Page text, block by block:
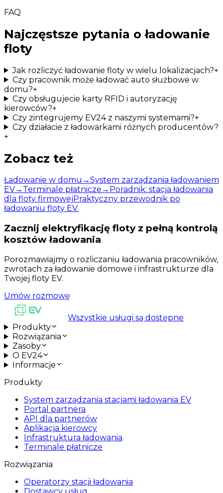
FAQ
Najczęstsze pytania o ładowanie
floty
Jak rozliczyć ładowanie floty w wielu lokalizacjach?+
Czy pracownik może ładować auto służbowe w
domu?+
Czy obsługujecie karty RFID i autoryzację
kierowców?+
Czy zintegrujemy EV24 z naszymi systemami?+
Czy działacie z ładowarkami różnych producentów?
+
Zobacz też
Ładowanie w domu →System zarządzania ładowaniem
EV→ Terminale płatnicze → Poradnik: stacja ładowania
dla floty firmowej Praktyczny przewodnik po
ładowaniu floty EV.
Zacznij elektryfikację floty z pełną kontrolą
kosztów ładowania
Porozmawiajmy o rozliczaniu ładowania pracowników,
zwrotach za ładowanie domowe i infrastrukturze dla
Twojej floty EV.
Umów rozmowę
Wszystkie usługi są dostępne
Produkty
Rozwiązania
Zasoby
O EV24
Informacje
Produkty
System zarządzania stacjami ładowania EV
Portal partnera
API dla partnerów
Aplikacja kierowcy
Infrastruktura ładowania
Terminale płatnicze
Rozwiązania
Operatorzy stacji ładowania